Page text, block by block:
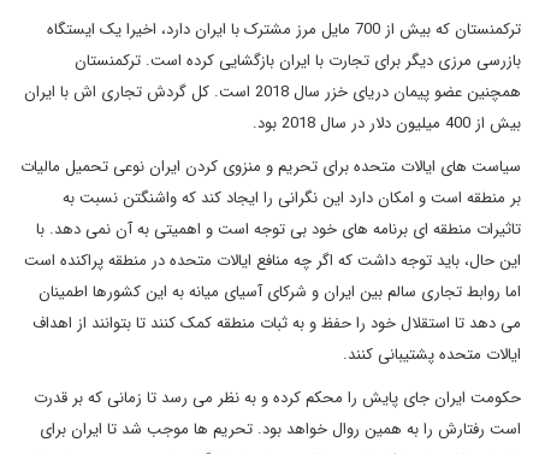
ترکمنستان که بیش از 700 مایل مرز مشترک با ایران دارد، اخیرا یک ایستگاه
بازرسی مرزی دیگر برای تجارت با ایران بازگشایی کرده است. ترکمنستان
همچنین عضو پیمان دریای خزر سال 2018 است. کل گردش تجاری اش با ایران
بیش از 400 میلیون دلار در سال 2018 بود.
سیاست های ایالات متحده برای تحریم و منزوی کردن ایران نوعی تحمیل مالیات
بر منطقه است و امکان دارد این نگرانی را ایجاد کند که واشنگتن نسبت به
تاثیرات منطقه ای برنامه های خود بی توجه است و اهمیتی به آن نمی دهد. با
این حال، باید توجه داشت که اگر چه منافع ایالات متحده در منطقه پراکنده است
اما روابط تجاری سالم بین ایران و شرکای آسیای میانه به این کشورها اطمینان
می دهد تا استقلال خود را حفظ و به ثبات منطقه کمک کنند تا بتوانند از اهداف
ایالات متحده پشتیبانی کنند.
حکومت ایران جای پایش را محکم کرده و به نظر می رسد تا زمانی که بر قدرت
است رفتارش را به همین روال خواهد بود. تحریم ها موجب شد تا ایران برای